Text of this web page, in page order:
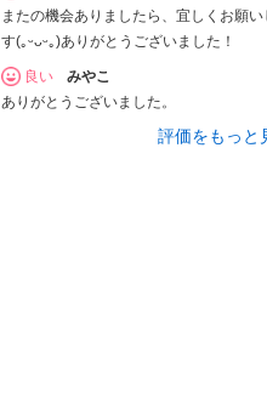
またの機会ありましたら、宜しくお願い
す(｡ᵕᴗᵕ｡)ありがとうございました！
良い
みやこ
ありがとうございました。
評価をもっと